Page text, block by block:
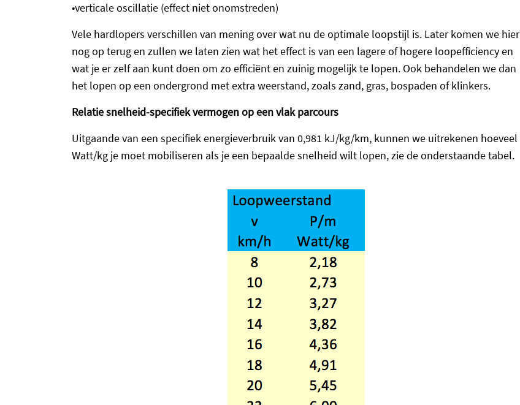
•verticale oscillatie (effect niet onomstreden)
Vele hardlopers verschillen van mening over wat nu de optimale loopstijl is. Later komen we hier
nog op terug en zullen we laten zien wat het effect is van een lagere of hogere loopefficiency en
wat je er zelf aan kunt doen om zo efficiënt en zuinig mogelijk te lopen. Ook behandelen we dan
het lopen op een ondergrond met extra weerstand, zoals zand, gras, bospaden of klinkers.
Relatie snelheid-specifiek vermogen op een vlak parcours
Uitgaande van een specifiek energieverbruik van 0,981 kJ/kg/km, kunnen we uitrekenen hoeveel
Watt/kg je moet mobiliseren als je een bepaalde snelheid wilt lopen, zie de onderstaande tabel.